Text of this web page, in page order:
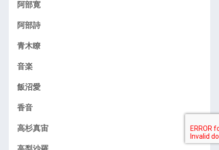
阿部寛
阿部詩
青木瞭
音楽
飯沼愛
香音
高杉真宙